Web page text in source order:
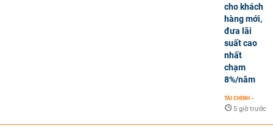
cho khách
hàng mới,
đưa lãi
suất cao
nhất
chạm
8%/năm
TÀI CHÍNH -
5 giờ trước